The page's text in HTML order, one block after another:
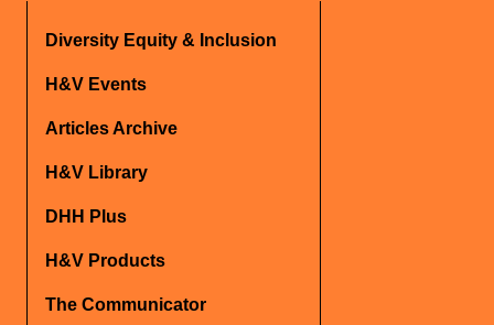
Diversity Equity & Inclusion
H&V Events
Articles Archive
H&V Library
DHH Plus
H&V Products
The Communicator